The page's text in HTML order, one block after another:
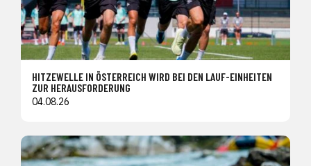
HITZEWELLE IN ÖSTERREICH WIRD BEI DEN LAUF-EINHEITEN
ZUR HERAUSFORDERUNG
04.08.26